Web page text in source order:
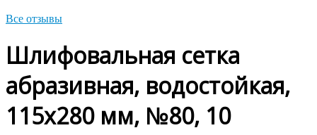
Все отзывы
Шлифовальная сетка
абразивная, водостойкая,
115х280 мм, №80, 10